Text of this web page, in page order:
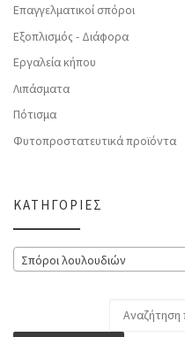
Επαγγελματικοί σπόροι
Εξοπλισμός - Διάφορα
Εργαλεία κήπου
Λιπάσματα
Πότισμα
Φυτοπροστατευτικά προϊόντα
ΚΑΤΗΓΟΡΊΕΣ
Σπόροι λουλουδιών